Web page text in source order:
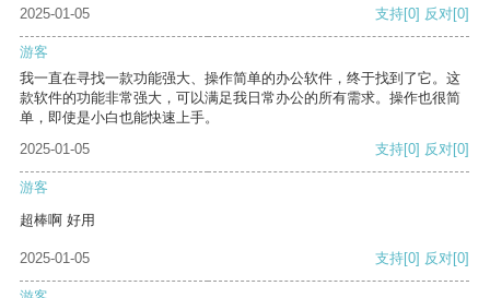
2025-01-05 支持[0] 反对[0]
游客
我一直在寻找一款功能强大、操作简单的办公软件，终于找到了它。这
款软件的功能非常强大，可以满足我日常办公的所有需求。操作也很简
单，即使是小白也能快速上手。
2025-01-05
支持[0] 反对[0]
游客
超棒啊 好用
2025-01-05 支持[0] 反对[0]